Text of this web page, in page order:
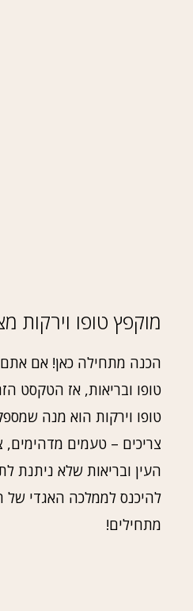
מוקפץ טופו וירקות
הכנה מתחילה כאן! אם
טופו ובריאות, אז הטקסט
טופו וירקות הוא מנה
צריכים – טעמים
העין ובריאות שלא ניתנת
להיכנס לממלכה האגדי של
מתחילים!